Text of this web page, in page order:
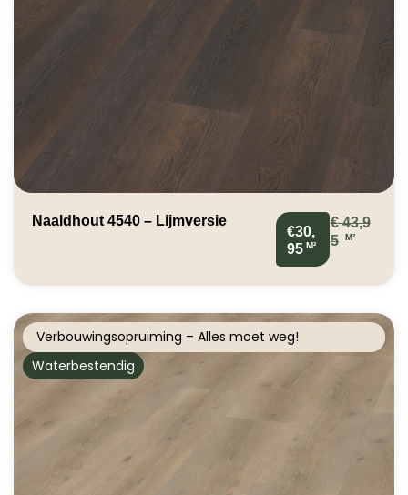
Naaldhout 4540 – Lijmversie
€30,
95 M²
€43,9
5
M²
Verbouwingsopruiming – Alles moet weg!
Waterbestendig